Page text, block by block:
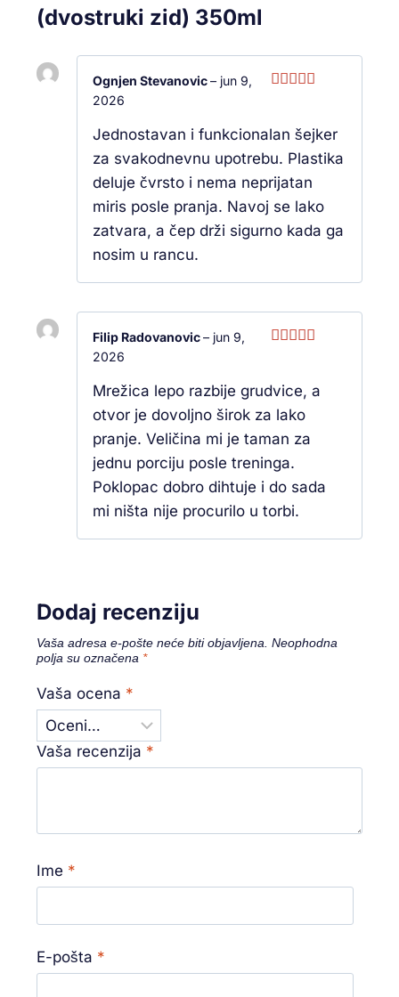
(dvostruki zid) 350ml
Ognjen Stevanovic– jun 9,
2026
Jednostavan i funkcionalan šejker
za svakodnevnu upotrebu. Plastika
deluje čvrsto i nema neprijatan
miris posle pranja. Navoj se lako
zatvara, a čep drži sigurno kada ga
nosim u rancu.
Filip Radovanovic– jun 9,
2026
Mrežica lepo razbije grudvice, a
otvor je dovoljno širok za lako
pranje. Veličina mi je taman za
jednu porciju posle treninga.
Poklopac dobro dihtuje i do sada
mi ništa nije procurilo u torbi.
Dodaj recenziju
Vaša adresa e-pošte neće biti objavljena. Neophodna
polja su označena *
Vaša ocena *
Vaša recenzija *
Ime *
E-pošta *